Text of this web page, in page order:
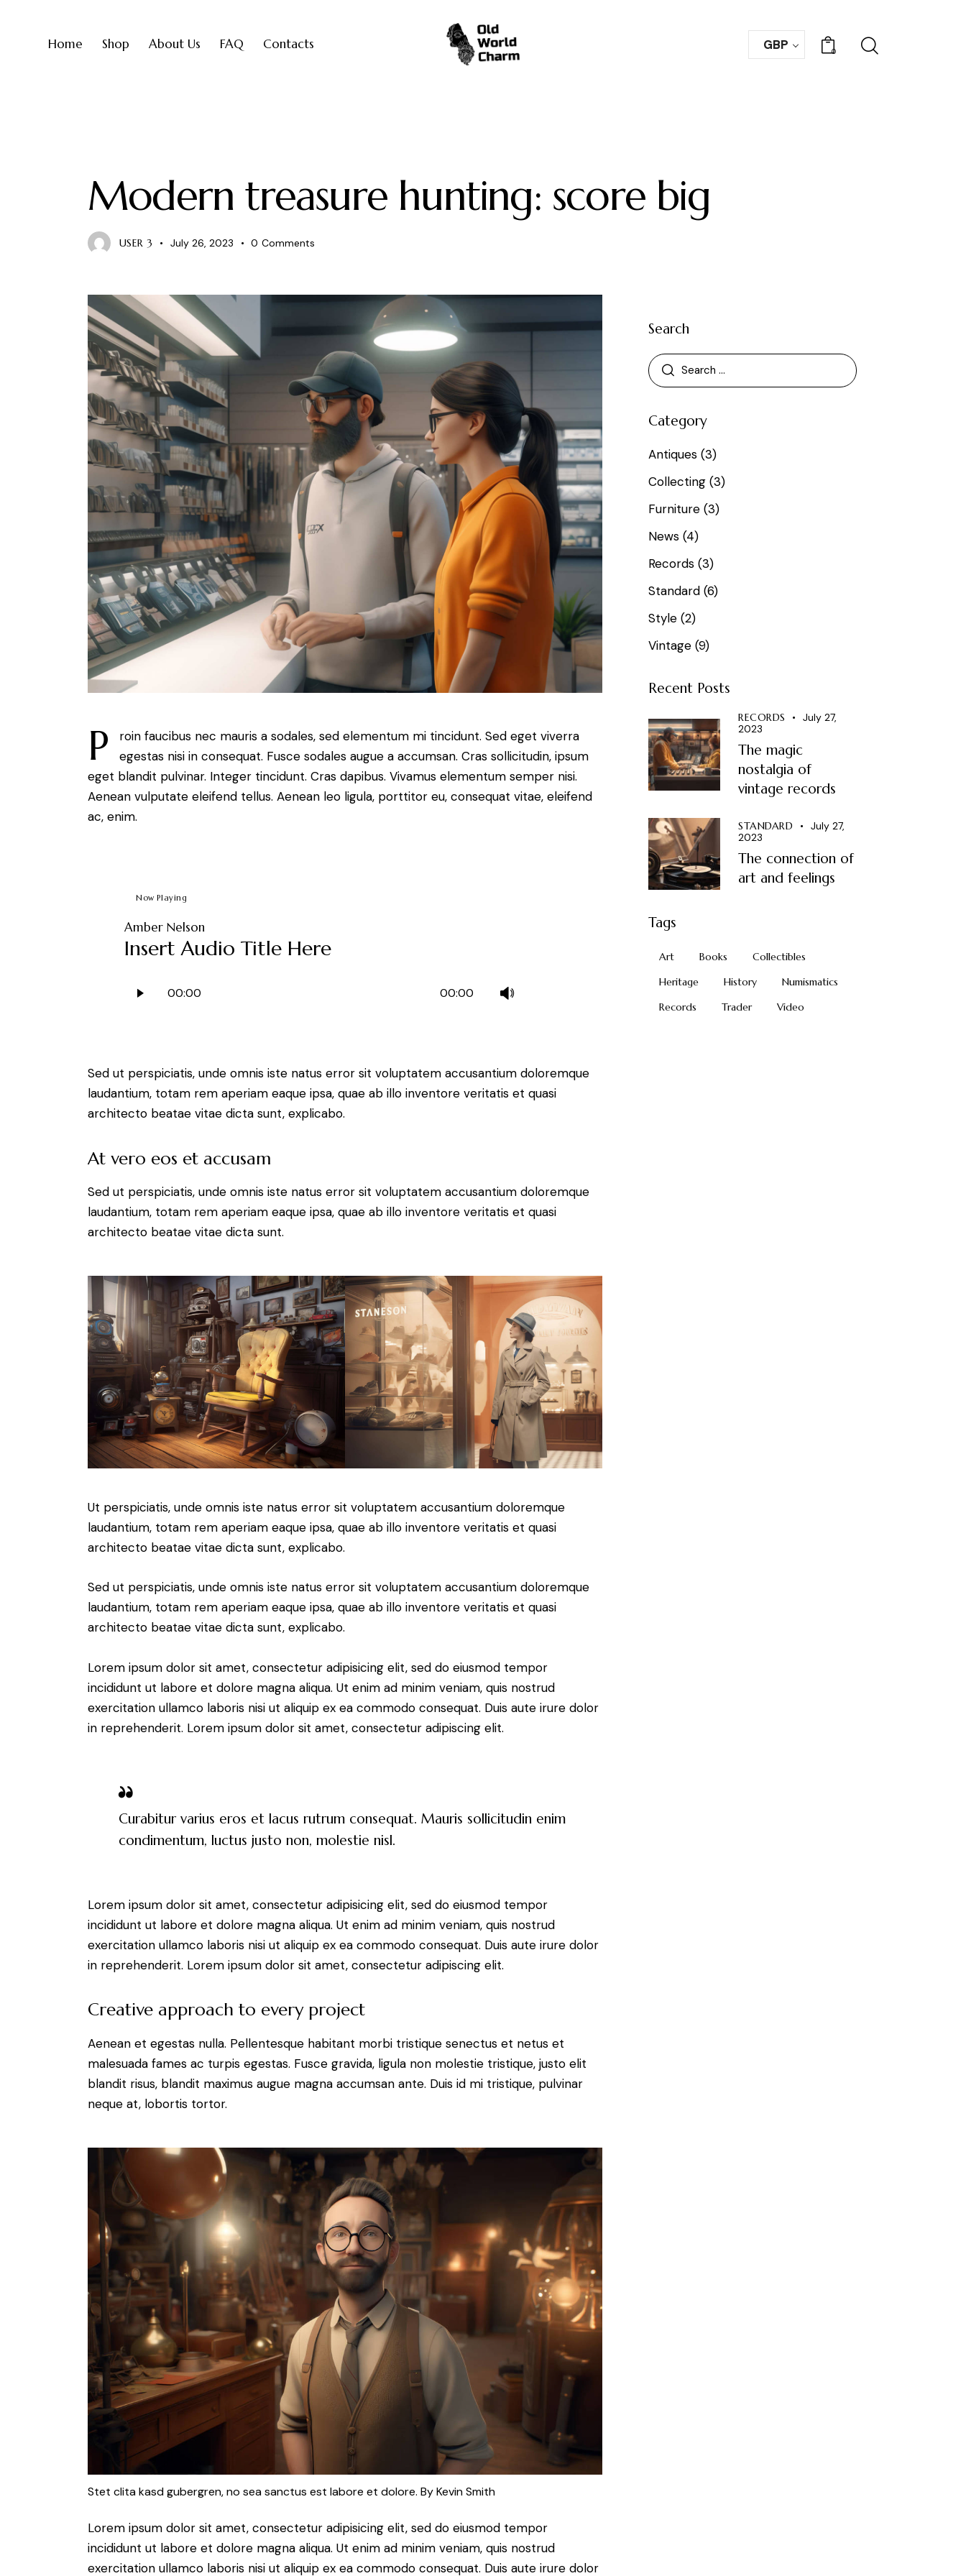
Home Shop About Us FAQ Contacts GBP 0
Modern treasure hunting: score big
USER 3 July 26, 2023 0 Comments
P
roin faucibus nec mauris a sodales, sed elementum mi tincidunt. Sed eget viverra
egestas nisi in consequat. Fusce sodales augue a accumsan. Cras sollicitudin, ipsum
eget blandit pulvinar. Integer tincidunt. Cras dapibus. Vivamus elementum semper nisi.
Aenean vulputate eleifend tellus. Aenean leo ligula, porttitor eu, consequat vitae, eleifend
ac, enim.
Now Playing
Amber Nelson
Insert Audio Title Here
Audio
00:00 00:00
to
increase
Sed ut perspiciatis, unde omnis iste natus error sit voluptatem accusantium doloremque
laudantium, totam rem aperiam eaque ipsa, quae ab illo inventore veritatis et quasi
architecto beatae vitae dicta sunt, explicabo.
At vero eos et accusam
Sed ut perspiciatis, unde omnis iste natus error sit voluptatem accusantium doloremque
laudantium, totam rem aperiam eaque ipsa, quae ab illo inventore veritatis et quasi
architecto beatae vitae dicta sunt.
Ut perspiciatis, unde omnis iste natus error sit voluptatem accusantium doloremque
laudantium, totam rem aperiam eaque ipsa, quae ab illo inventore veritatis et quasi
architecto beatae vitae dicta sunt, explicabo.
Sed ut perspiciatis, unde omnis iste natus error sit voluptatem accusantium doloremque
laudantium, totam rem aperiam eaque ipsa, quae ab illo inventore veritatis et quasi
architecto beatae vitae dicta sunt, explicabo.
Lorem ipsum dolor sit amet, consectetur adipisicing elit, sed do eiusmod tempor
incididunt ut labore et dolore magna aliqua. Ut enim ad minim veniam, quis nostrud
exercitation ullamco laboris nisi ut aliquip ex ea commodo consequat. Duis aute irure dolor
in reprehenderit. Lorem ipsum dolor sit amet, consectetur adipiscing elit.
Curabitur varius eros et lacus rutrum consequat. Mauris sollicitudin enim
condimentum, luctus justo non, molestie nisl.
Lorem ipsum dolor sit amet, consectetur adipisicing elit, sed do eiusmod tempor
incididunt ut labore et dolore magna aliqua. Ut enim ad minim veniam, quis nostrud
exercitation ullamco laboris nisi ut aliquip ex ea commodo consequat. Duis aute irure dolor
in reprehenderit. Lorem ipsum dolor sit amet, consectetur adipiscing elit.
Creative approach to every project
Aenean et egestas nulla. Pellentesque habitant morbi tristique senectus et netus et
malesuada fames ac turpis egestas. Fusce gravida, ligula non molestie tristique, justo elit
blandit risus, blandit maximus augue magna accumsan ante. Duis id mi tristique, pulvinar
neque at, lobortis tortor.
Stet clita kasd gubergren, no sea sanctus est labore et dolore. ByKevin Smith
Lorem ipsum dolor sit amet, consectetur adipisicing elit, sed do eiusmod tempor
incididunt ut labore et dolore magna aliqua. Ut enim ad minim veniam, quis nostrud
exercitation ullamco laboris nisi ut aliquip ex ea commodo consequat. Duis aute irure dolor
Search
Category
Antiques (3)
Collecting (3)
Furniture (3)
News (4)
Records (3)
Standard (6)
Style (2)
Vintage (9)
Recent Posts
RECORDS
July 27,
2023
The magic
nostalgia of
vintage records
STANDARD
July 27,
2023
The connection of
art and feelings
Tags
Art Books
Collectibles
Heritage
History
Numismatics
Records
Trader Video